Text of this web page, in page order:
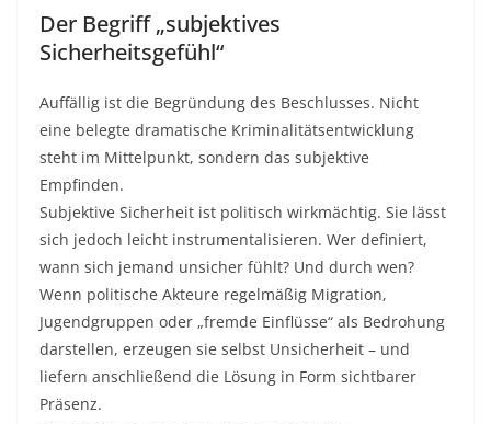
Der Begriff „subjektives
Sicherheitsgefühl“
Auffällig ist die Begründung des Beschlusses. Nicht
eine belegte dramatische Kriminalitätsentwicklung
steht im Mittelpunkt, sondern das subjektive
Empfinden.
Subjektive Sicherheit ist politisch wirkmächtig. Sie lässt
sich jedoch leicht instrumentalisieren. Wer definiert,
wann sich jemand unsicher fühlt? Und durch wen?
Wenn politische Akteure regelmäßig Migration,
Jugendgruppen oder „fremde Einflüsse“ als Bedrohung
darstellen, erzeugen sie selbst Unsicherheit – und
liefern anschließend die Lösung in Form sichtbarer
Präsenz.